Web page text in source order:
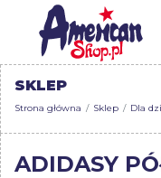
SKLEP
Strona główna Sklep Dla
ADIDASY